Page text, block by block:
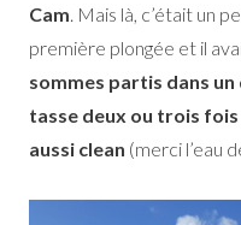
Cam . Mais là, c’était un
première plongée et il
sommes partis dans un
tasse deux ou trois fois
aussi clean (merci l’eau